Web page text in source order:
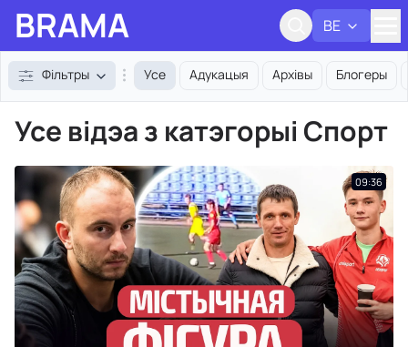
BRAMA BE
Фільтры
Усе Адукацыя Архівы Блогеры
Усе відэа з катэгорыі Спорт
09:36